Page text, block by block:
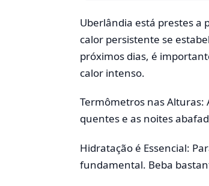
Uberlândia está prestes a
calor persistente se
próximos dias, é
calor intenso.
Termômetros nas
quentes e as noites
Hidratação é Essencial:
fundamental. Beba